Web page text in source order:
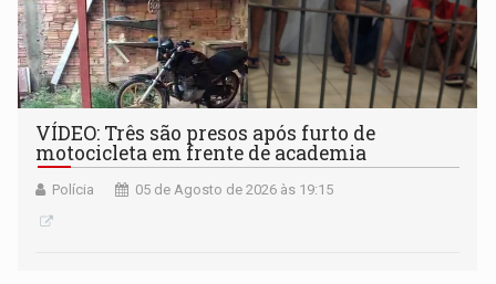
VÍDEO: Três são presos após furto de
motocicleta em frente de academia
Polícia 05 de Agosto de 2026 às 19:15